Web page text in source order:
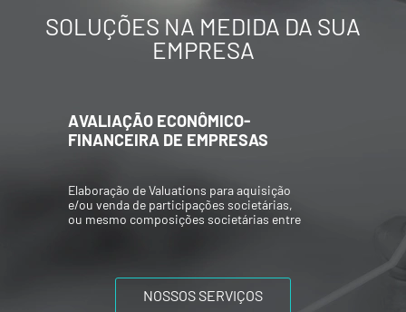
SOLUÇÕES NA MEDIDA DA SUA
EMPRESA
AVALIAÇÃO ECONÔMICO-
FINANCEIRA DE EMPRESAS
Elaboração de Valuations para aquisição
e/ou venda de participações societárias,
ou mesmo composições societárias entre
NOSSOS SERVIÇOS